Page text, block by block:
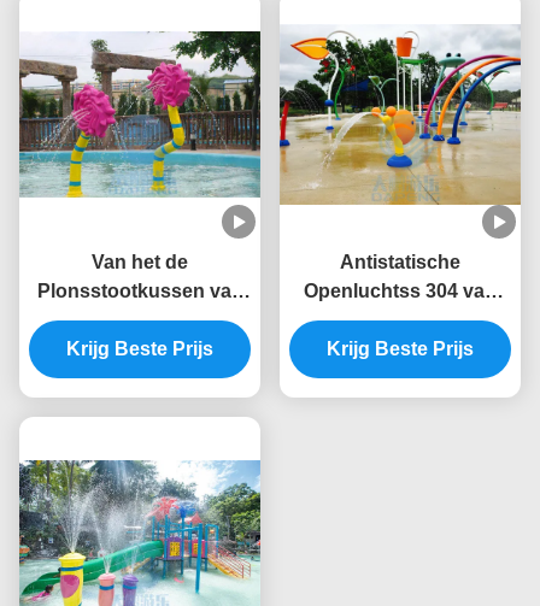
Van het de
Plonsstootkussen van
het glasvezelwater de
Antistatische Kinderen
Rose Flower Water
Krijg Beste Prijs
Antistatische
Openluchtss 304 van
Watersproeiers de
Plonsspeelplaats van
het Slakwater
Krijg Beste Prijs